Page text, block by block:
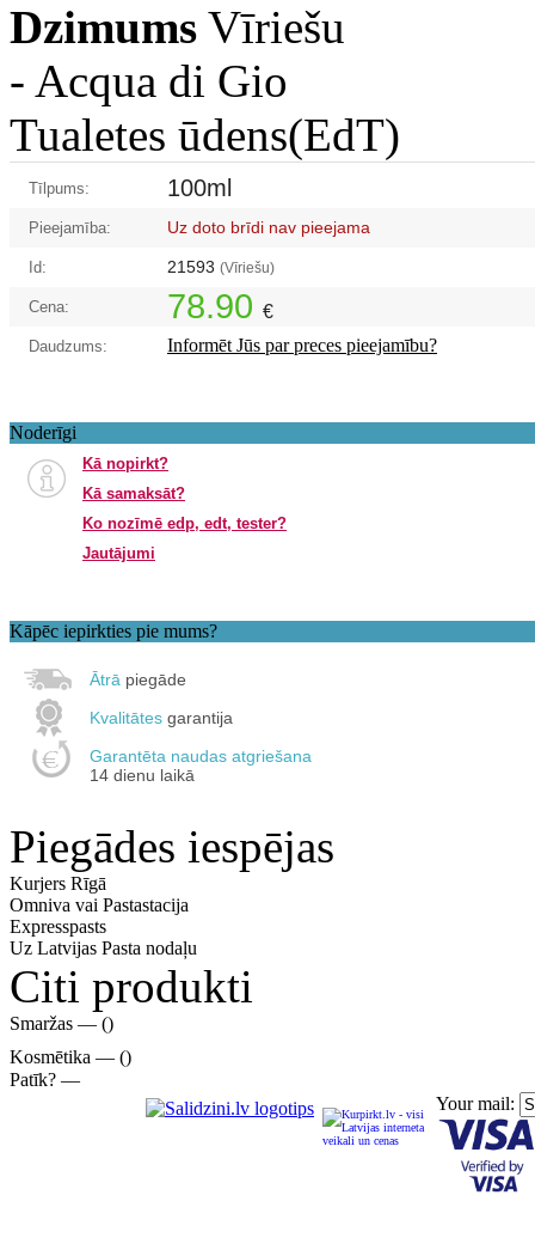
Dzimums Vīriešu
- Acqua di Gio
Tualetes ūdens(EdT)
Tīlpums: 100ml
Pieejamība: Uz doto brīdi nav pieejama
Id: 21593 (Vīriešu)
Cena: 78.90 €
Daudzums: Informēt Jūs par preces pieejamību?
Noderīgi
Kā nopirkt?
Kā samaksāt?
Ko nozīmē edp, edt, tester?
Jautājumi
Kāpēc iepirkties pie mums?
Ātrā piegāde
Kvalitātes garantija
Garantēta naudas atgriešana
14 dienu laikā
Piegādes iespējas
Kurjers Rīgā
Omniva vai Pastastacija
Expresspasts
Uz Latvijas Pasta nodaļu
Citi produkti
Smaržas — ()
Kosmētika — ()
Patīk? —
Your mail: